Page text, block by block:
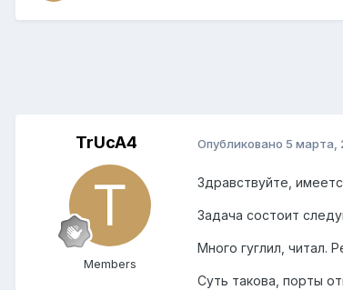
TrUcA4
Members
Опубликовано 5 марта,
Здравствуйте,
Задача состоит
Много гуглил, читал.
Суть такова, порты